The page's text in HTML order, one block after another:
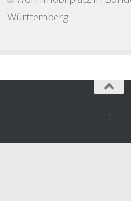
Württemberg
.